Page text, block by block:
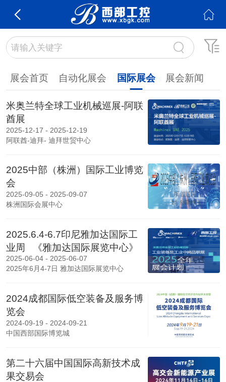
展会首页 自动化展会 国际展会 展会新闻
米奥兰特全球工业机械巡展-阿联
酋展
2025-12-17 - 2025-12-19
阿联酋-迪拜- 迪拜世贸中心
2025中部（株洲）国际工业博览
会
2025-09-05 - 2025-09-07
株洲国际会展中心
2025.6.4-6.7印尼雅加达国际工
业周 《雅加达国际展览中心》
2025-06-04 - 2025-06-07
2025年6月4-7日 雅加达国际展览中心
2024成都国际低空装备及服务博
览会
2024-09-19 - 2024-09-21
中国西部国际博览城
第二十六届中国国际高新技术成
果交易会